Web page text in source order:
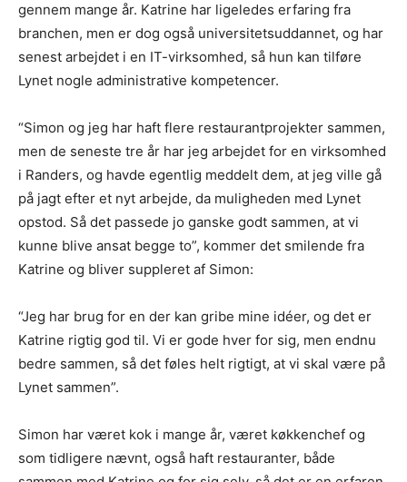
gennem mange år. Katrine har ligeledes erfaring fra
branchen, men er dog også universitetsuddannet, og har
senest arbejdet i en IT-virksomhed, så hun kan tilføre
Lynet nogle administrative kompetencer.
“Simon og jeg har haft flere restaurantprojekter sammen,
men de seneste tre år har jeg arbejdet for en virksomhed
i Randers, og havde egentlig meddelt dem, at jeg ville gå
på jagt efter et nyt arbejde, da muligheden med Lynet
opstod. Så det passede jo ganske godt sammen, at vi
kunne blive ansat begge to”, kommer det smilende fra
Katrine og bliver suppleret af Simon:
“Jeg har brug for en der kan gribe mine idéer, og det er
Katrine rigtig god til. Vi er gode hver for sig, men endnu
bedre sammen, så det føles helt rigtigt, at vi skal være på
Lynet sammen”.
Simon har været kok i mange år, været køkkenchef og
som tidligere nævnt, også haft restauranter, både